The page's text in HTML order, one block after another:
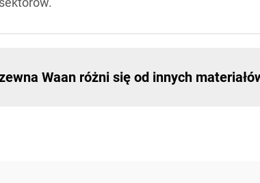
Waan różni się od innych